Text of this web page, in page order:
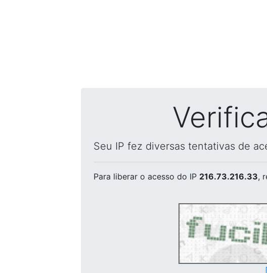
Seu IP fez diversas tentativas de
Para liberar o acesso do IP 216.73.216.33,